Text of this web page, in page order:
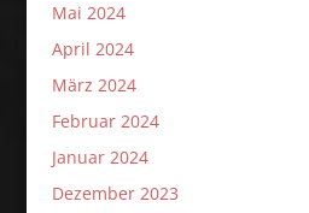
Mai 2024
April 2024
März 2024
Februar 2024
Januar 2024
Dezember 2023